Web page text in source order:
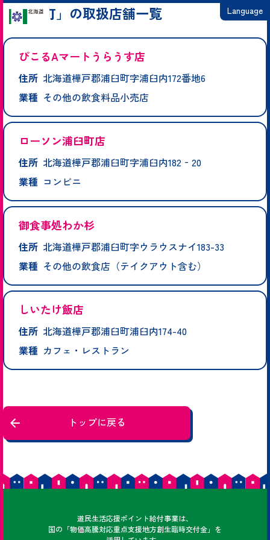
Language
한국어
「浦臼町」の取扱店舗一覧
ぴこるAマートうらうす店
住所 北海道樺戸郡浦臼町字浦臼内172番地6
業種 その他の飲食料品小売店
ローソン浦臼町店
住所 北海道樺戸郡浦臼町字浦臼内182‐20
業種 コンビニ
御食事処わか杉
住所 北海道樺戸郡浦臼町字ウラウスナイ183-33
業種 その他の飲食店（テイクアウト含む）
しいたけ飯店
住所 北海道樺戸郡浦臼町浦臼内174-40
業種 カフェ・レストラン
トップに戻る
道民どうみん
生活応援ポイント給付事業は、
国の「物価高騰対応重点支援地方創生臨時交付金」を